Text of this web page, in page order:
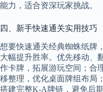
能力，适合资深玩家挑战。
四、新手快速通关实用技巧
想要快速通关经典蜘蛛纸牌
大幅提升胜率。优先移动、
作卡牌，拓展游玩空间；合
移整理，优化桌面牌组布局
搭建完整K-A牌链，避免后